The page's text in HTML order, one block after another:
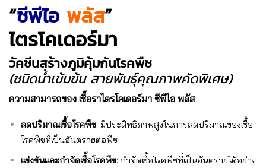
“ซีพีไอ พลัส”
ไตรโคเดอร์มา
วัคซีนสร้างภูมิคุ้มกันโรคพืช
(ชนิดน้ำเข้มข้น สายพันธุ์คุณภาพคัดพิเศษ)
ความสามารถของ เชื้อราไตรโคเดอร์มา ซีพีไอ พลัส
ลดปริมาณเชื้อโรคพืช: มีประสิทธิภาพสูงในการลดปริมาณของเชื้อ
โรคพืชที่เป็นอันตรายต่อพืช
แข่งขันและกำจัดเชื้อโรคพืช: กำจัดเชื้อโรคพืชที่เป็นอันตรายได้อย่าง